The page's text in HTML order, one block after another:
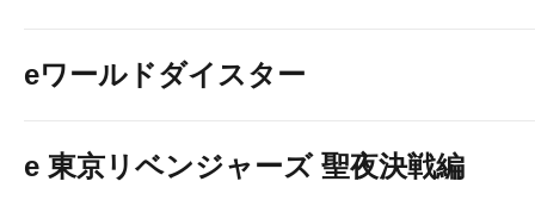
eワールドダイスター
e 東京リベンジャーズ 聖夜決戦編